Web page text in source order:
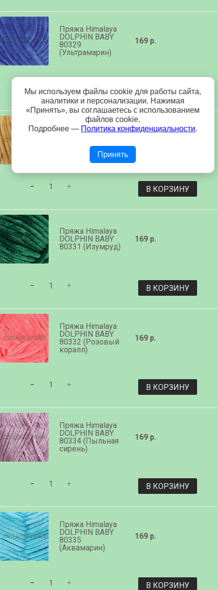
Пряжа Himalaya
DOLPHIN BABY
80329
(Ультрамарин)
169 р.
В КОРЗИНУ
Пряжа Himalaya
80330 (горчица)
В КОРЗИНУ
Пряжа Himalaya
DOLPHIN BABY
80331 (Изумруд)
169 р.
В КОРЗИНУ
Пряжа Himalaya
DOLPHIN BABY
80332 (Розовый
коралл)
169 р.
В КОРЗИНУ
Пряжа Himalaya
DOLPHIN BABY
80334 (Пыльная
сирень)
169 р.
В КОРЗИНУ
Пряжа Himalaya
DOLPHIN BABY
80335
(Аквамарин)
169 р.
В КОРЗИНУ
Мы используем файлы cookie для работы сайта,
аналитики и персонализации. Нажимая
«Принять», вы соглашаетесь с использованием
файлов cookie.
Подробнее — Политика конфиденциальности.
Принять